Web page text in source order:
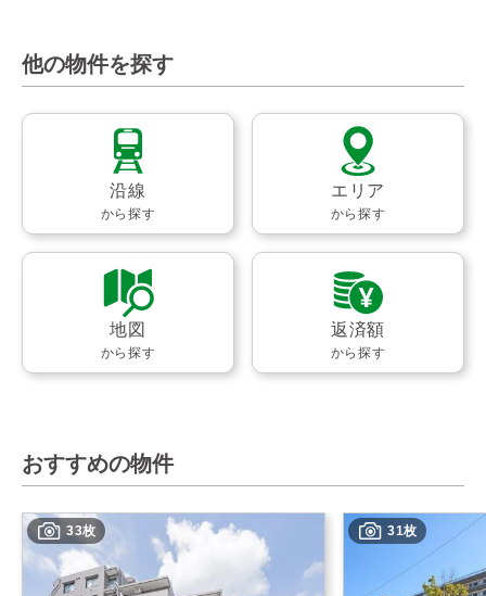
他の物件を探す
沿線
から探す
エリア
から探す
地図
から探す
返済額
から探す
おすすめの物件
33枚 31枚